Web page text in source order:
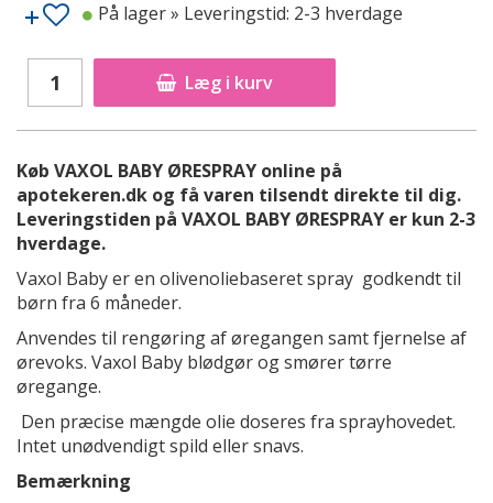
Læg i kurv
På lager» Leveringstid: 2-3 hverdage
Køb VAXOL BABY ØRESPRAY online på
apotekeren.dk og få varen tilsendt direkte til dig.
Leveringstiden på VAXOL BABY ØRESPRAY er kun 2-3
hverdage.
Vaxol Baby er en olivenoliebaseret spray godkendt til
børn fra 6 måneder.
Anvendes til rengøring af øregangen samt fjernelse af
ørevoks. Vaxol Baby blødgør og smører tørre
øregange.
Den præcise mængde olie doseres fra sprayhovedet.
Intet unødvendigt spild eller snavs.
Bemærkning